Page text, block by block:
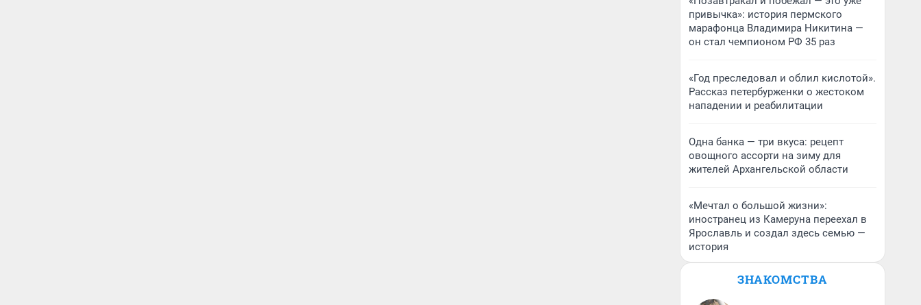
привычка»: история пермского
марафонца Владимира Никитина —
он стал чемпионом РФ 35 раз
«Год преследовал и облил кислотой».
Рассказ петербурженки о жестоком
нападении и реабилитации
Одна банка — три вкуса: рецепт
овощного ассорти на зиму для
жителей Архангельской области
«Мечтал о большой жизни»:
иностранец из Камеруна переехал в
Ярославль и создал здесь семью —
история
ЗНАКОМСТВА